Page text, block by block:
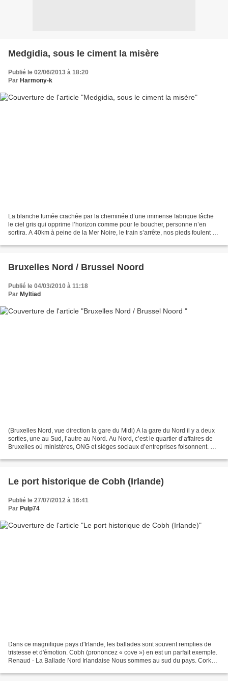
Medgidia, sous le ciment la misère
Publié le 02/06/2013 à 18:20
Par Harmony-k
La blanche fumée crachée par la cheminée d’une immense fabrique tâche
le ciel gris qui opprime l’horizon comme pour le boucher, personne n’en
sortira. A 40km à peine de la Mer Noire, le train s’arrête, nos pieds foulent un
Bruxelles Nord / Brussel Noord
Publié le 04/03/2010 à 11:18
Par Myltiad
(Bruxelles Nord, vue direction la gare du Midi) A la gare du Nord il y a deux
sorties, une au Sud, l’autre au Nord. Au Nord, c’est le quartier d’affaires de
Bruxelles où ministères, ONG et sièges sociaux d’entreprises foisonnent. Au
Le port historique de Cobh (Irlande)
Publié le 27/07/2012 à 16:41
Par Pulp74
Dans ce magnifique pays d'Irlande, les ballades sont souvent remplies de
tristesse et d'émotion. Cobh (prononcez « cove ») en est un parfait exemple.
Renaud - La Ballade Nord Irlandaise Nous sommes au sud du pays. Cork